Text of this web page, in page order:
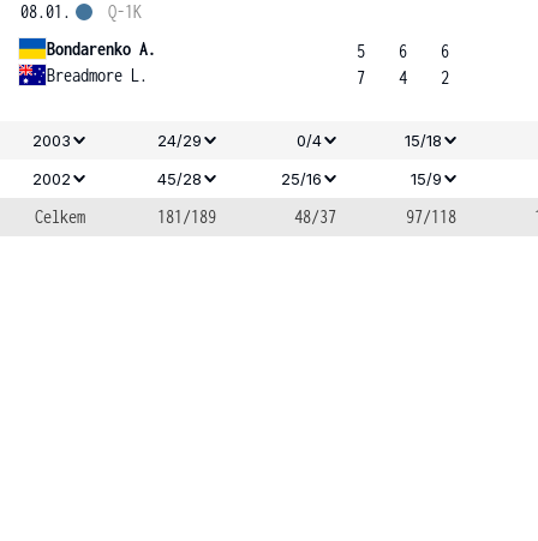
08.01.
Bondarenko A.
Breadmore L.
Q-1K
5
7
6
4
6
2
2003 24/29 0/4 15/18
2002
45/28 25/16 15/9
Celkem 181/189 48/37 97/118